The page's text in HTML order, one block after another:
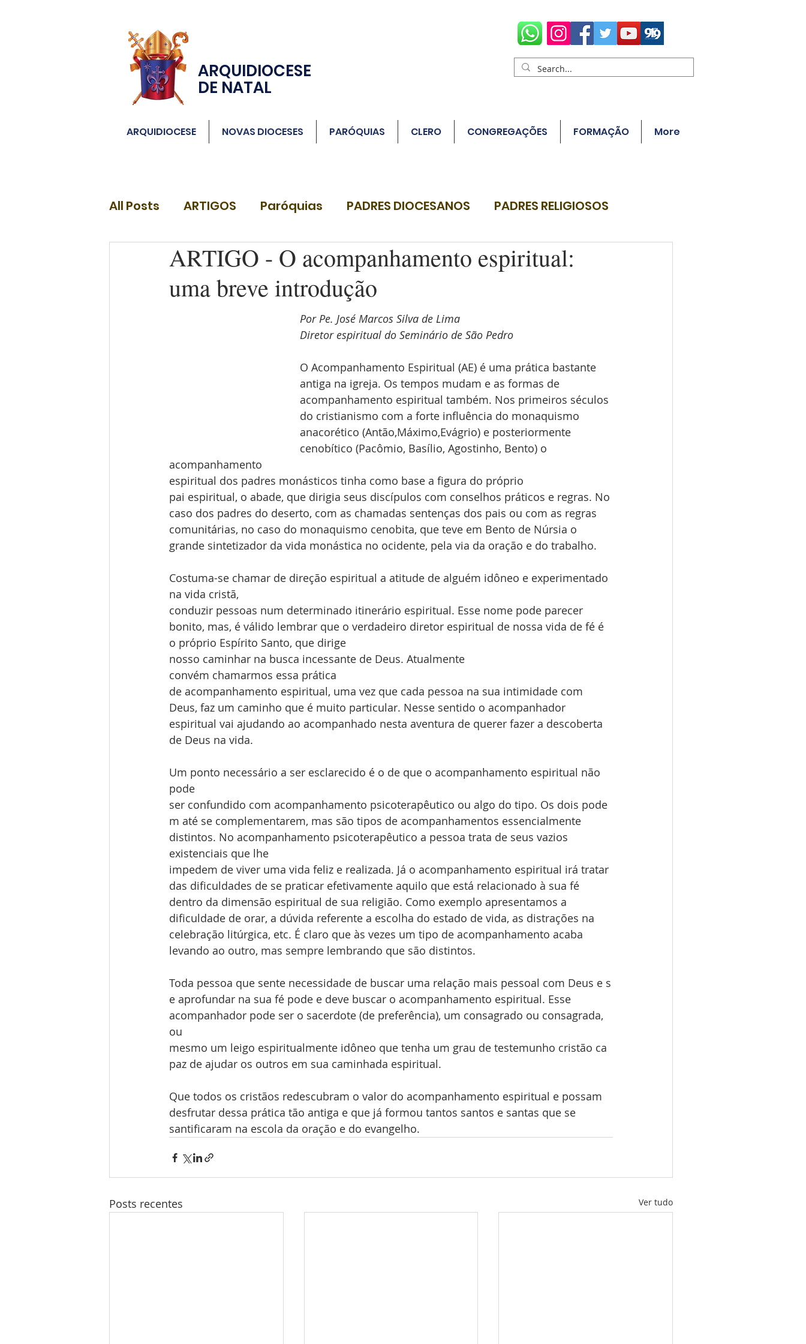
ARQUIDIOCESE
DE NATAL
ARQUIDIOCESE NOVAS DIOCESES PARÓQUIAS CLERO CONGREGAÇÕES FORMAÇÃO More
All Posts ARTIGOS Paróquias PADRES DIOCESANOS PADRES RELIGIOSOS
DIÁCONOSARTIGO - O acompanhamento espiritual:
uma breve introdução
Por Pe. José Marcos Silva de Lima
Diretor espiritual do Seminário de São Pedro
O Acompanhamento Espiritual (AE) é uma prática bastante
antiga na igreja. Os tempos mudam e as formas de
acompanhamento espiritual também. Nos primeiros séculos
do cristianismo com a forte influência do monaquismo
anacorético (Antão,Máximo,Evágrio) e posteriormente
cenobítico (Pacômio, Basílio, Agostinho, Bento) o
acompanhamento
espiritual dos padres monásticos tinha como base a figura do próprio
pai espiritual, o abade, que dirigia seus discípulos com conselhos práticos e regras. No
caso dos padres do deserto, com as chamadas sentenças dos pais ou com as regras
comunitárias, no caso do monaquismo cenobita, que teve em Bento de Núrsia o
grande sintetizador da vida monástica no ocidente, pela via da oração e do trabalho.
Costuma-se chamar de direção espiritual a atitude de alguém idôneo e experimentado
na vida cristã,
conduzir pessoas num determinado itinerário espiritual. Esse nome pode parecer
bonito, mas, é válido lembrar que o verdadeiro diretor espiritual de nossa vida de fé é
o próprio Espírito Santo, que dirige
nosso caminhar na busca incessante de Deus. Atualmente
convém chamarmos essa prática
de acompanhamento espiritual, uma vez que cada pessoa na sua intimidade com
Deus, faz um caminho que é muito particular. Nesse sentido o acompanhador
espiritual vai ajudando ao acompanhado nesta aventura de querer fazer a descoberta
de Deus na vida.
Um ponto necessário a ser esclarecido é o de que o acompanhamento espiritual não
pode
ser confundido com acompanhamento psicoterapêutico ou algo do tipo. Os dois pode
m até se complementarem, mas são tipos de acompanhamentos essencialmente
distintos. No acompanhamento psicoterapêutico a pessoa trata de seus vazios
existenciais que lhe
impedem de viver uma vida feliz e realizada. Já o acompanhamento espiritual irá tratar
das dificuldades de se praticar efetivamente aquilo que está relacionado à sua fé
dentro da dimensão espiritual de sua religião. Como exemplo apresentamos a
dificuldade de orar, a dúvida referente a escolha do estado de vida, as distrações na
celebração litúrgica, etc. É claro que às vezes um tipo de acompanhamento acaba
levando ao outro, mas sempre lembrando que são distintos.
Toda pessoa que sente necessidade de buscar uma relação mais pessoal com Deus e s
e aprofundar na sua fé pode e deve buscar o acompanhamento espiritual. Esse
acompanhador pode ser o sacerdote (de preferência), um consagrado ou consagrada,
ou
mesmo um leigo espiritualmente idôneo que tenha um grau de testemunho cristão ca
paz de ajudar os outros em sua caminhada espiritual.
Que todos os cristãos redescubram o valor do acompanhamento espiritual e possam
desfrutar dessa prática tão antiga e que já formou tantos santos e santas que se
santificaram na escola da oração e do evangelho.
Posts recentes Ver tudo